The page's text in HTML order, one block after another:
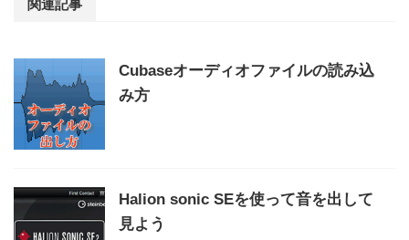
関連記事
Cubaseオーディオファイルの読み込
み方
Halion sonic SEを使って音を出して
見よう